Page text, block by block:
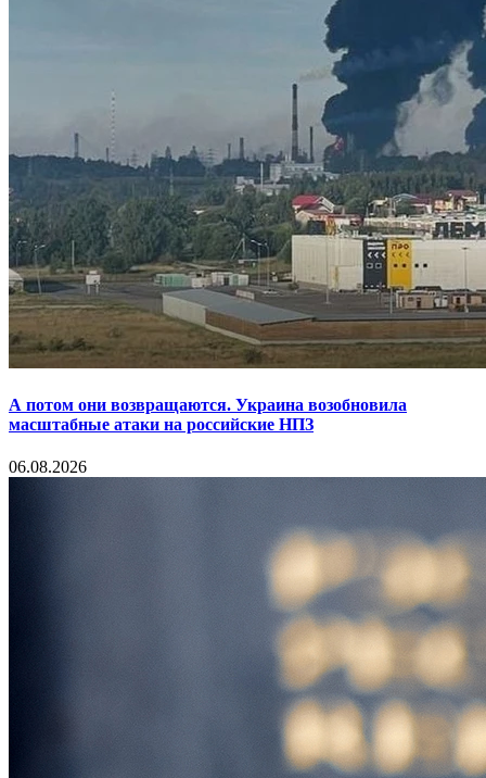
А потом они возвращаются. Украина возобновила
масштабные атаки на российские НПЗ
06.08.2026